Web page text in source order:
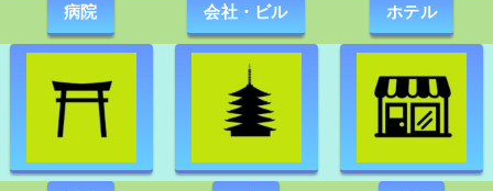
病院 会社・ビル ホテル